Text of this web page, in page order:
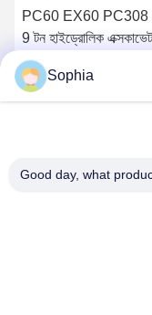
PC60 EX60 PC308
9 টন হাইড্রোলিক
ব্রেকার সংযুক্তি
সেরা মূল্য
Sophia
Good day, what